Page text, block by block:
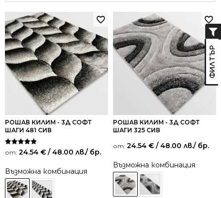
РОШАВ КИЛИМ - 3Д СОФТ
ШАГИ 481 СИВ
Оценено на
5.00
от: 24.54 € / 48.00 лв./ бр.
Възможна комбинация
РОШАВ КИЛИМ - 3Д СОФТ
ШАГИ 325 СИВ
от: 24.54 € / 48.00 лв./ бр.
Възможна комбинация